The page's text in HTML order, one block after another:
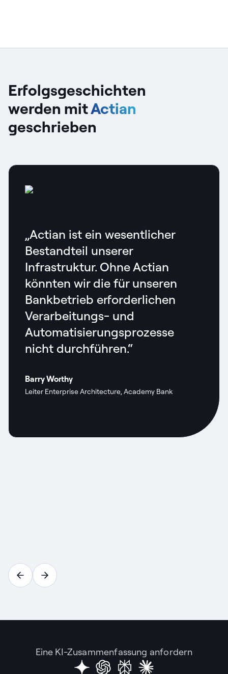
Erfolgsgeschichten
werden mitActian
geschrieben
„Actian ist ein wesentlicher
Bestandteil unserer
Infrastruktur. Ohne Actian
könnten wir die für unseren
Bankbetrieb erforderlichen
Verarbeitungs- und
Automatisierungsprozesse
nicht durchführen.“
Barry Worthy
Leiter Enterprise Architecture, Academy Bank
Eine KI-Zusammenfassung anfordern